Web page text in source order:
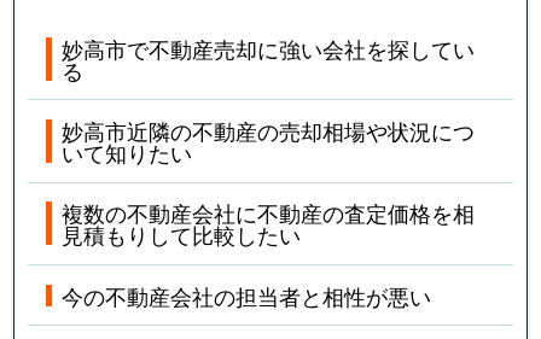
妙高市で不動産売却に強い会社を探してい
る
妙高市近隣の不動産の売却相場や状況につ
いて知りたい
複数の不動産会社に不動産の査定価格を相
見積もりして比較したい
今の不動産会社の担当者と相性が悪い